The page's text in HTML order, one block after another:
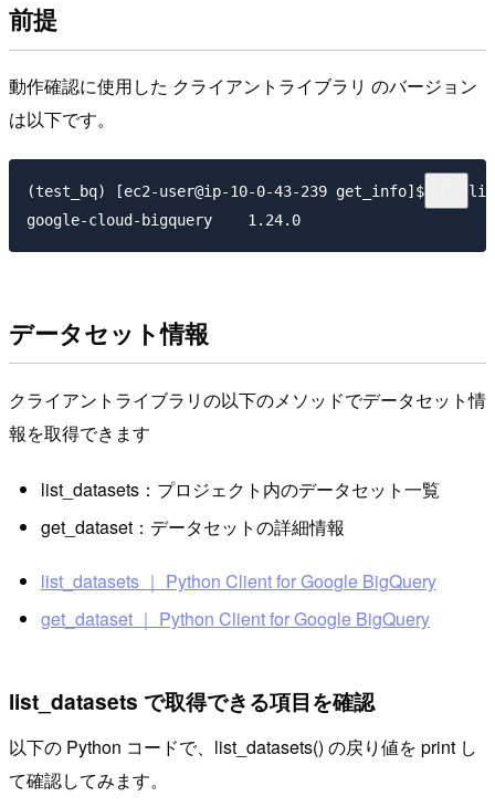
前提
動作確認に使用した クライアントライブラリ のバージョン
は以下です。
(test_bq) [ec2-user@ip-10-0-43-239 get_info]$ pip
データセット情報
クライアントライブラリの以下のメソッドでデータセット情
報を取得できます
list_datasets：プロジェクト内のデータセット一覧
get_dataset：データセットの詳細情報
list_datasets ｜ Python Client for Google BigQuery
get_dataset ｜ Python Client for Google BigQuery
list_datasets で取得できる項目を確認
以下の Python コードで、list_datasets() の戻り値を print し
て確認してみます。